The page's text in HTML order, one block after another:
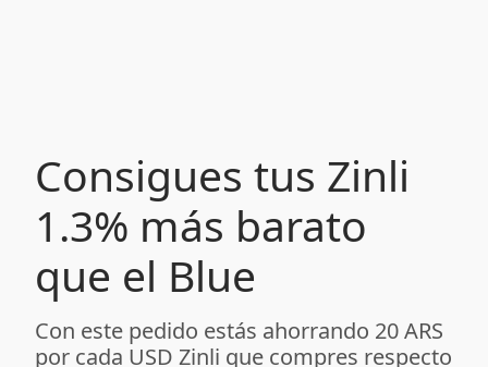
Consigues tus Zinli
1.3% más barato
que el Blue
Con este pedido estás ahorrando 20 ARS
por cada USD Zinli que compres respecto